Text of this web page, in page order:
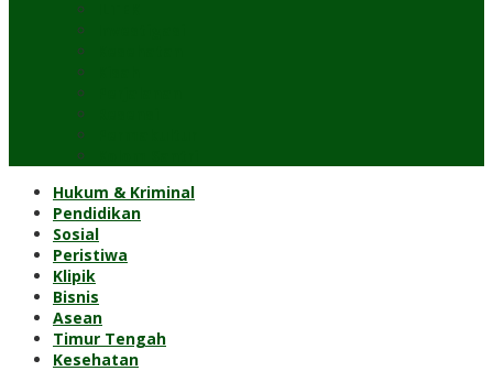
Hukum & Kriminal
Pendidikan
Sosial
Peristiwa
Klipik
Bisnis
Asean
Timur Tengah
Kesehatan